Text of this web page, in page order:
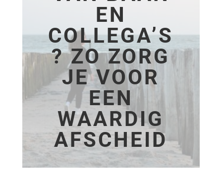
EN
COLLEGA’S
? ZO ZORG
JE VOOR
EEN
WAARDIG
AFSCHEID